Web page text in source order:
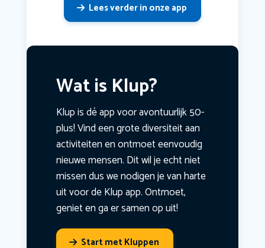
Lees verder in onze app
Wat is Klup?
Klup is dé app voor avontuurlijk 50-
plus! Vind een grote diversiteit aan
activiteiten en ontmoet eenvoudig
nieuwe mensen. Dit wil je echt niet
missen dus we nodigen je van harte
uit voor de Klup app. Ontmoet,
geniet en ga er samen op uit!
Start met Kluppen